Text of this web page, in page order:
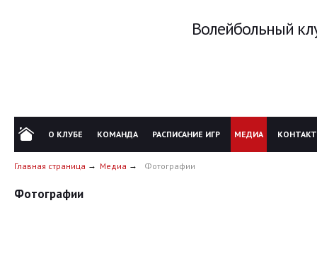
Волейбольный
О КЛУБЕ КОМАНДА РАСПИСАНИЕ ИГР МЕДИА
Главная страница Медиа Фотографии
Фотографии